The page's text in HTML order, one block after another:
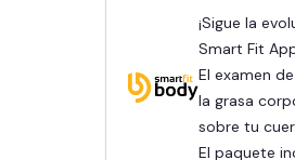
¡Sigue la evolución de tu cuerpo! Realiza tu bioimpedancia y revisa tus resultados en la
Smart Fit
El examen
la grasa
sobre tu
El paquete